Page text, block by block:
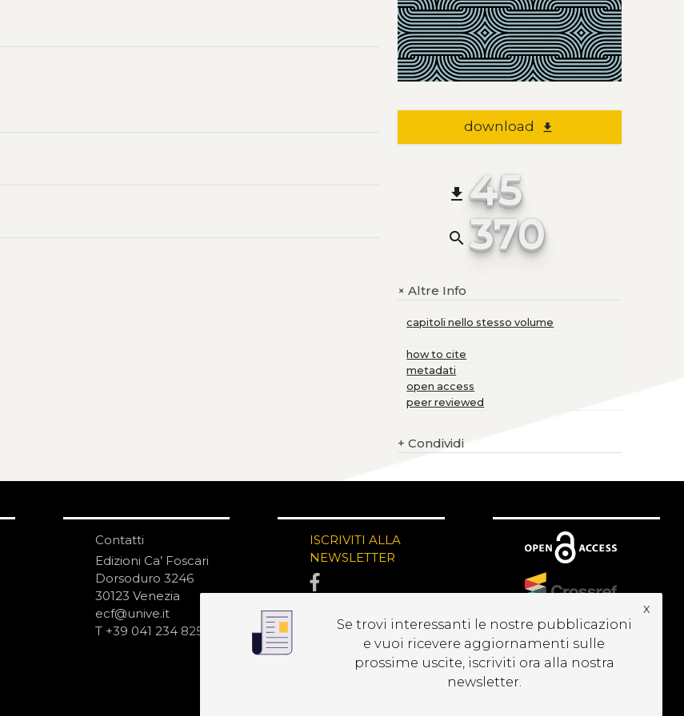
download file_download
file_download 45
search 370
+Altre Info
capitoli nello stesso volume
how to cite
metadati
open access
peer reviewed
+ Condividi
Contatti
Edizioni Ca’ Foscari
Dorsoduro 3246
30123 Venezia
ecf@unive.it
T +39 041 234 8250
ISCRIVITI ALLA
NEWSLETTER
Se trovi interessanti le nostre pubblicazioni
e vuoi ricevere aggiornamenti sulle
prossime uscite, iscriviti ora alla nostra
newsletter.
x